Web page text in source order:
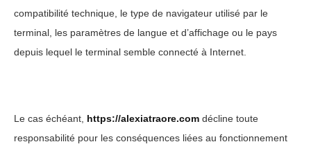
compatibilité technique, le type de navigateur utilisé par le
terminal, les paramètres de langue et d’affichage ou le pays
depuis lequel le terminal semble connecté à Internet.
Le cas échéant, https://alexiatraore.com décline toute
responsabilité pour les conséquences liées au fonctionnement